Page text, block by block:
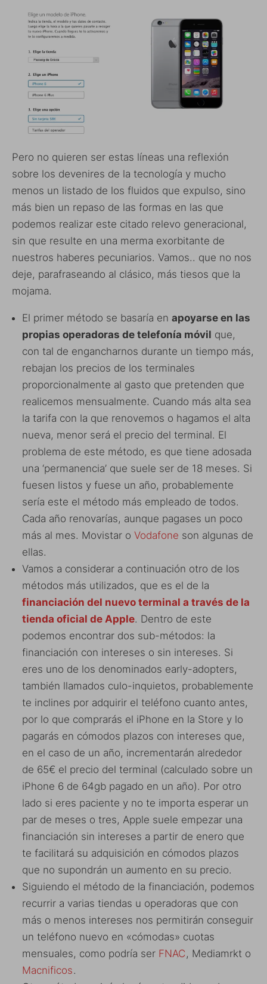
Pero no quieren ser estas líneas una reflexión
sobre los devenires de la tecnología y mucho
menos un listado de los fluidos que expulso, sino
más bien un repaso de las formas en las que
podemos realizar este citado relevo generacional,
sin que resulte en una merma exorbitante de
nuestros haberes pecuniarios. Vamos.. que no nos
deje, parafraseando al clásico, más tiesos que la
mojama.
El primer método se basaría en apoyarse en las
propias operadoras de telefonía móvil que,
con tal de engancharnos durante un tiempo más,
rebajan los precios de los terminales
proporcionalmente al gasto que pretenden que
realicemos mensualmente. Cuando más alta sea
la tarifa con la que renovemos o hagamos el alta
nueva, menor será el precio del terminal. El
problema de este método, es que tiene adosada
una ‘permanencia’ que suele ser de 18 meses. Si
fuesen listos y fuese un año, probablemente
sería este el método más empleado de todos.
Cada año renovarías, aunque pagases un poco
más al mes. Movistar o Vodafone son algunas de
ellas.
Vamos a considerar a continuación otro de los
métodos más utilizados, que es el de la
financiación del nuevo terminal a través de la
tienda oficial de Apple. Dentro de este
podemos encontrar dos sub-métodos: la
financiación con intereses o sin intereses. Si
eres uno de los denominados early-adopters,
también llamados culo-inquietos, probablemente
te inclines por adquirir el teléfono cuanto antes,
por lo que comprarás el iPhone en la Store y lo
pagarás en cómodos plazos con intereses que,
en el caso de un año, incrementarán alrededor
de 65€ el precio del terminal (calculado sobre un
iPhone 6 de 64gb pagado en un año). Por otro
lado si eres paciente y no te importa esperar un
par de meses o tres, Apple suele empezar una
financiación sin intereses a partir de enero que
te facilitará su adquisición en cómodos plazos
que no supondrán un aumento en su precio.
Siguiendo el método de la financiación, podemos
recurrir a varias tiendas u operadoras que con
más o menos intereses nos permitirán conseguir
un teléfono nuevo en «cómodas» cuotas
mensuales, como podría ser FNAC, Mediamrkt o
Macnificos.